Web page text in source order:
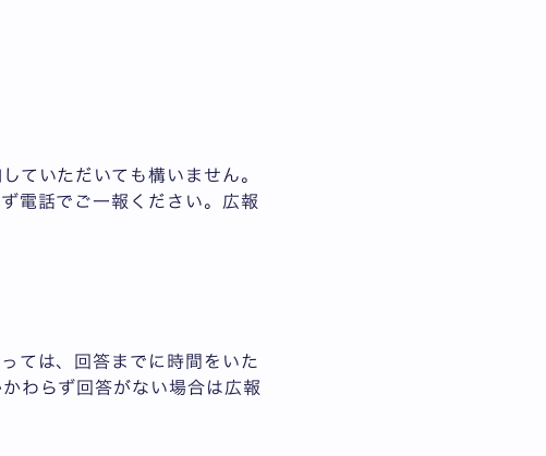
ていただいても構いません。
電話でご一報ください。広報
ては、回答までに時間をいた
わらず回答がない場合は広報